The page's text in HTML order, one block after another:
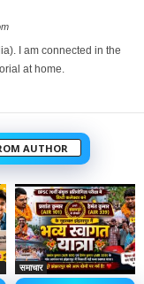
I am connected in the
at home.
AUTHOR
समाचार